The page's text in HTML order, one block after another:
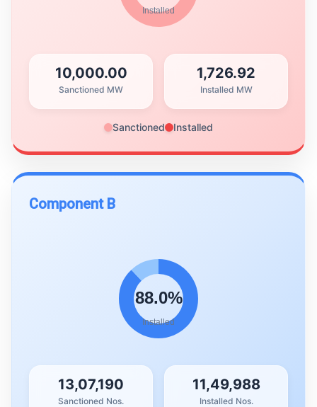
10,000.00
Sanctioned MW
1,726.92
Installed MW
Sanctioned Installed
Component B
13,07,190
Sanctioned Nos.
11,49,988
Installed Nos.